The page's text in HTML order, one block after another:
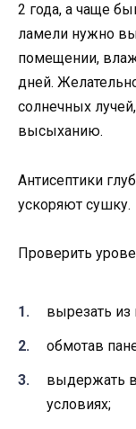
2 года, а чаще
ламели нужно
помещении,
дней.
солнечных
высыханию.
Антисептики
ускоряют сушку.
Проверить
вырезать из
обмотав
выдержать
условиях;